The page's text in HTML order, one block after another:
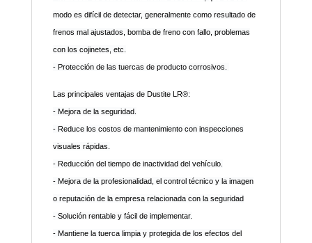
modo es difícil de detectar, generalmente como resultado de
frenos mal ajustados, bomba de freno con fallo, problemas
con los cojinetes, etc.
- Protección de las tuercas de producto corrosivos.
Las principales ventajas de Dustite LR®:
- Mejora de la seguridad.
-Reduce los costos de mantenimiento con inspecciones
visuales rápidas.
-Reducción del tiempo de inactividad del vehículo.
-Mejora de la profesionalidad, el control técnico y la imagen
o reputación de la empresa relacionada con la seguridad
-Solución rentable y fácil de implementar.
-Mantiene la tuerca limpia y protegida de los efectos del